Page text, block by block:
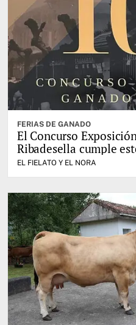
FERIAS DE GANADO
El Concurso
Ribadesella cumple
EL FIELATO Y EL NORA